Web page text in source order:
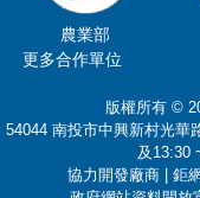
農業部
更多合作單位
版權所有 ©
54044 南投市中興新村光華
及13:30
協力開發廠商 | 鉅